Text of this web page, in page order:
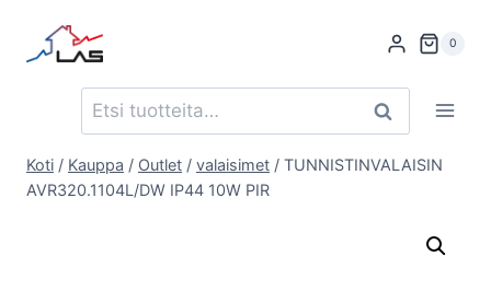
sisältöön
0
Etsi: Haku
Koti / Kauppa / Outlet / valaisimet / TUNNISTINVALAISIN
AVR320.1104L/DW IP44 10W PIR